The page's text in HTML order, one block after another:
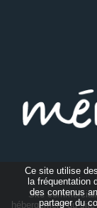
Site
hébergement du
Ce site utilise
la fréquentation
des contenus
partager du